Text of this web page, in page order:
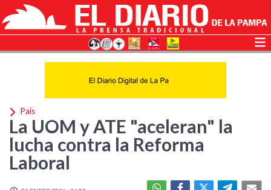
País
La UOM y ATE "aceleran" la
lucha contra la Reforma
Laboral